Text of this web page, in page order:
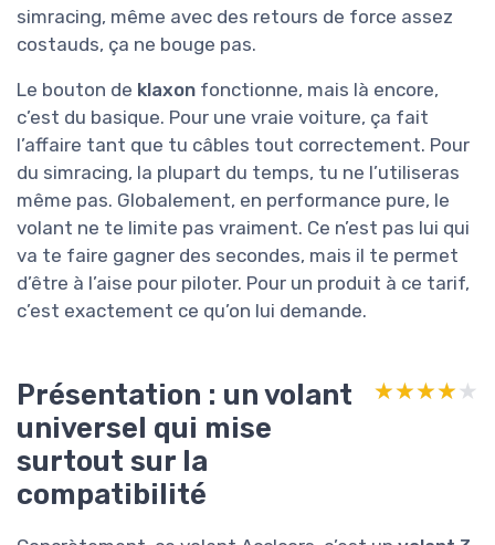
simracing, même avec des retours de force assez
costauds, ça ne bouge pas.
Le bouton de klaxon fonctionne, mais là encore,
c’est du basique. Pour une vraie voiture, ça fait
l’affaire tant que tu câbles tout correctement. Pour
du simracing, la plupart du temps, tu ne l’utiliseras
même pas. Globalement, en performance pure, le
volant ne te limite pas vraiment. Ce n’est pas lui qui
va te faire gagner des secondes, mais il te permet
d’être à l’aise pour piloter. Pour un produit à ce tarif,
c’est exactement ce qu’on lui demande.
Présentation : un volant
universel qui mise
surtout sur la
compatibilité
★★★★★
★★★★★